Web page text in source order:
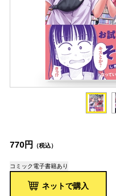
770円 （税込）
コミック 電子書籍あり
ネットで購入